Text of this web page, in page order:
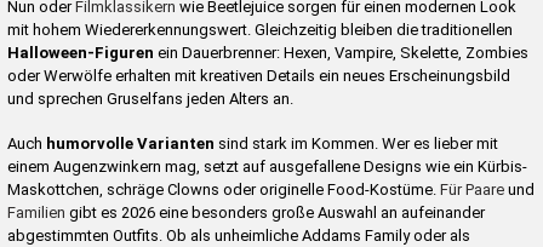
Nun oderFilmklassikern wie Beetlejuice sorgen für einen modernen Look
mit hohem Wiedererkennungswert. Gleichzeitig bleiben die traditionellen
Halloween-Figuren ein Dauerbrenner: Hexen, Vampire, Skelette, Zombies
oder Werwölfe erhalten mit kreativen Details ein neues Erscheinungsbild
und sprechen Gruselfans jeden Alters an.
Auch humorvolle Varianten sind stark im Kommen. Wer es lieber mit
einem Augenzwinkern mag, setzt auf ausgefallene Designs wie ein Kürbis-
Maskottchen, schräge Clowns oder originelle Food-Kostüme. Für Paareund
Familien gibt es 2026 eine besonders große Auswahl an aufeinander
abgestimmten Outfits. Ob als unheimliche Addams Family oder als